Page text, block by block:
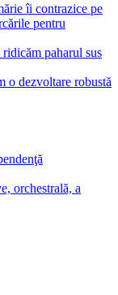
îi contrazice pe
pentru
paharul sus
o dezvoltare robustă
orchestrală, a